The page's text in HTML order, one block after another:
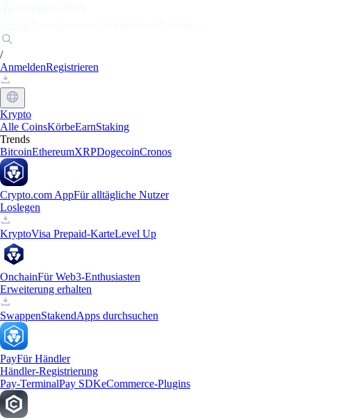
/
AnmeldenRegistrieren
Krypto
Alle CoinsKörbeEarnStaking
Trends
BitcoinEthereumXRPDogecoinCronos
Crypto.com AppFür alltägliche Nutzer
Loslegen
KryptoVisa Prepaid-KarteLevel Up
OnchainFür Web3-Enthusiasten
Erweiterung erhalten
SwappenStakendApps durchsuchen
PayFür Händler
Händler-Registrierung
Pay-TerminalPay SDKeCommerce-Plugins